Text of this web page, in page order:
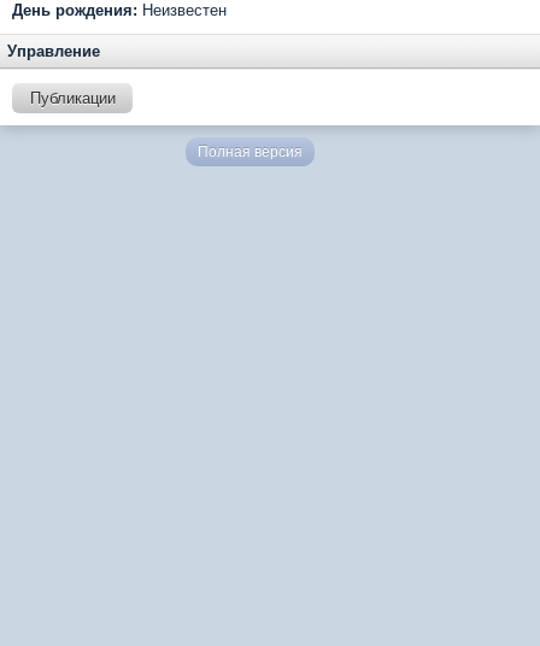
День рождения: Неизвестен
Управление
Публикации
Полная версия